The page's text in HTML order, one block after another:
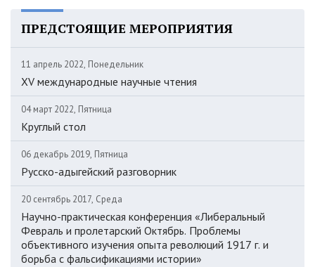
ПРЕДСТОЯЩИЕ МЕРОПРИЯТИЯ
11 апрель 2022, Понедельник
XV международные научные чтения
04 март 2022, Пятница
Круглый стол
06 декабрь 2019, Пятница
Русско-адыгейский разговорник
20 сентябрь 2017, Среда
Научно-практическая конференция «Либеральный
Февраль и пролетарский Октябрь. Проблемы
объективного изучения опыта революций 1917 г. и
борьба с фальсификациями истории»